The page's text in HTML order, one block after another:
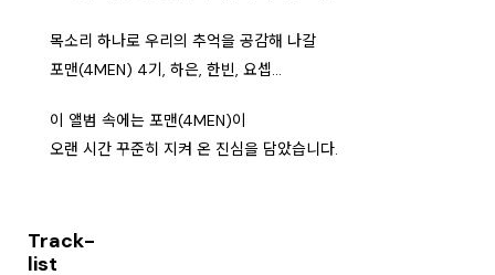
목소리 하나로 우리의 추억을 공감해 나갈
포맨(4MEN) 4기, 하은, 한빈, 요셉...
이 앨범 속에는 포맨(4MEN)이
오랜 시간 꾸준히 지켜 온 진심을 담았습니다.
Track-
list